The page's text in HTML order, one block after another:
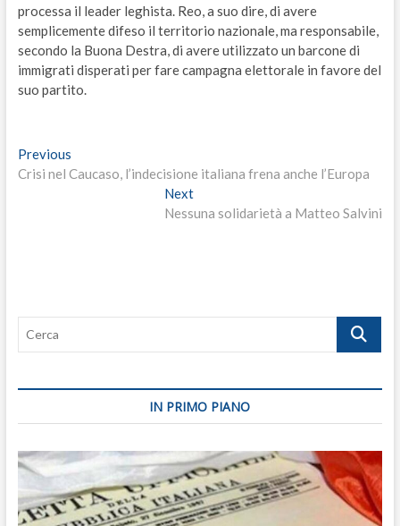
processa il leader leghista. Reo, a suo dire, di avere
semplicemente difeso il territorio nazionale, ma responsabile,
secondo la Buona Destra, di avere utilizzato un barcone di
immigrati disperati per fare campagna elettorale in favore del
suo partito.
Navigazione
articoli
PreviousPrevious
post:
Crisi nel Caucaso, l’indecisione italiana frena anche l’Europa
NextNext
post:
Nessuna solidarietà a Matteo Salvini
Cerca
IN PRIMO PIANO